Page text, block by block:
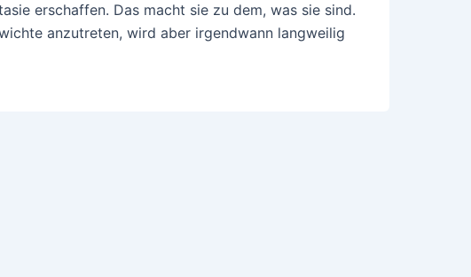
erschaffen. Das macht sie zu dem, was sie sind.
anzutreten, wird aber irgendwann langweilig